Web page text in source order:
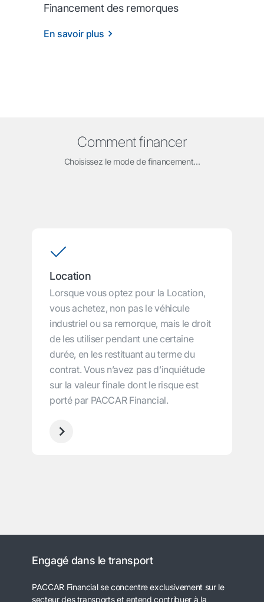
Financement des remorques
En savoir plus
Comment financer
Choisissez le mode de financement...
Location
Lorsque vous optez pour la Location,
vous achetez, non pas le véhicule
industriel ou sa remorque, mais le droit
de les utiliser pendant une certaine
durée, en les restituant au terme du
contrat. Vous n’avez pas d’inquiétude
sur la valeur finale dont le risque est
porté par PACCAR Financial.
Engagé dans le transport
PACCAR Financial se concentre exclusivement sur le
secteur des transports et entend contribuer à la